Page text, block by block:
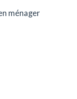
ménager